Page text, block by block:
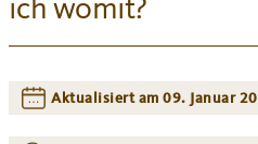
ich womit?
Aktualisiert am 09. Januar